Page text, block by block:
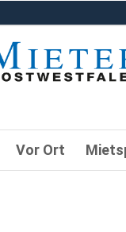
Vor Ort